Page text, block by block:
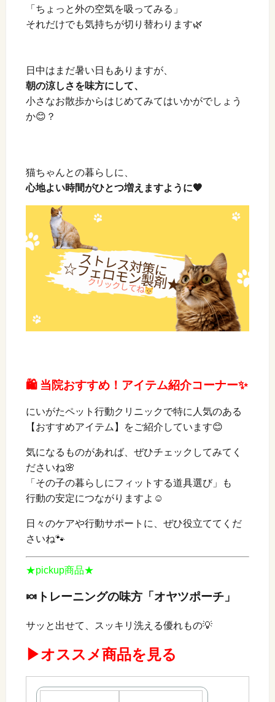
「ちょっと外の空気を吸ってみる」
それだけでも気持ちが切り替わります🌿
日中はまだ暑い日もありますが、
朝の涼しさを味方にして、
小さなお散歩からはじめてみてはいかがでしょう
か😊？
猫ちゃんとの暮らしに、
心地よい時間がひとつ増えますように🧡
🛍️ 当院おすすめ！アイテム紹介コーナー✨
にいがたペット行動クリニックで特に人気のある
【おすすめアイテム】をご紹介しています😊
気になるものがあれば、ぜひチェックしてみてく
ださいね🌸
「その子の暮らしにフィットする道具選び」も
行動の安定につながりますよ☺️
日々のケアや行動サポートに、ぜひ役立ててくだ
さいね🐾
★pickup商品★
🍬トレーニングの味方「オヤツポーチ」
サッと出せて、スッキリ洗える優れもの💡
▶オススメ商品を見る